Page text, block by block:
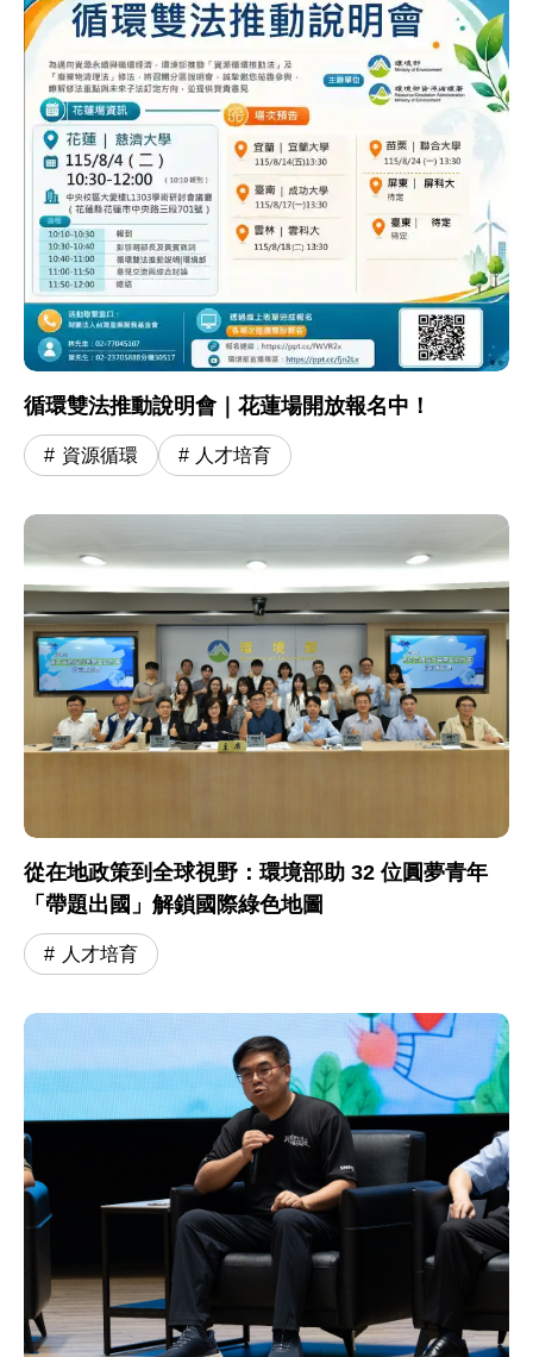
循環雙法推動說明會｜花蓮場開放報名中！
資源循環 人才培育
從在地政策到全球視野：環境部助 32 位圓夢青年
「帶題出國」解鎖國際綠色地圖
人才培育